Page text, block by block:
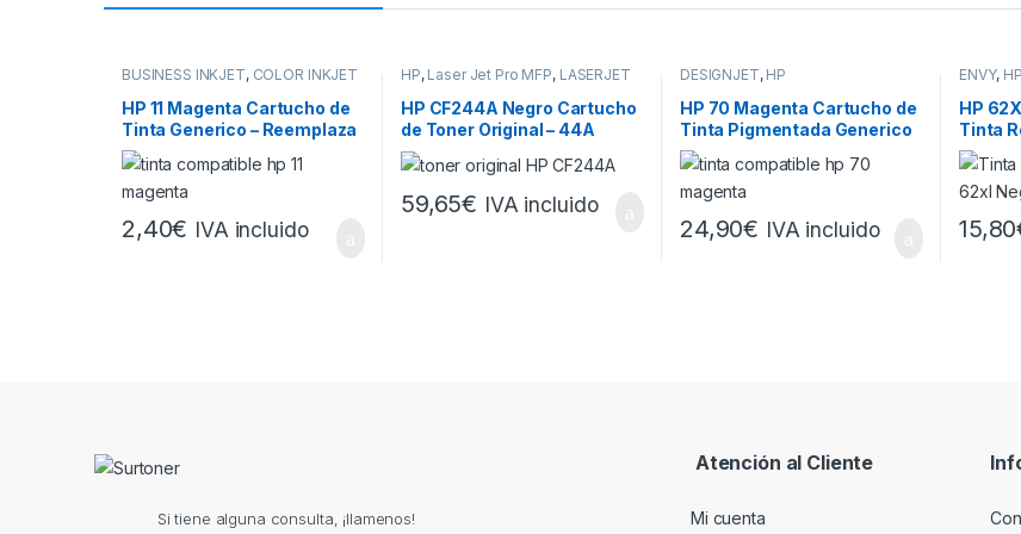
BUSINESS INKJET, COLOR INKJET
OFFICEJET,OFFICEJET PRO
HP 11 Magenta Cartucho de
Tinta Generico – Reemplaza
C4837A
2,40€ IVA incluido
HP, Laser Jet Pro MFP, LASERJET
HP CF244A Negro Cartucho
de Toner Original – 44A
59,65€ IVA incluido
DESIGNJET, HP
HP 70 Magenta Cartucho de
Tinta Pigmentada Generico
– Reemplaza C9453A
24,90€ IVA incluido
ENVY, HP
HP
Tinta
15,80
Si tiene alguna consulta, ¡llamenos!
Atención al Cliente
Mi cuenta